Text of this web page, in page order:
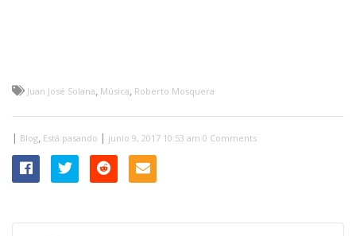
Juan José Solana, Música, Roberto Mosquera
| Blog, Está pasando | junio 9, 2017 10:53 am 0 Comments